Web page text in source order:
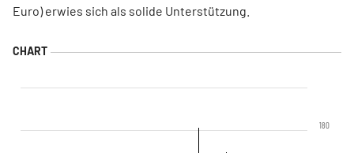
Euro) erwies sich als solide Unterstützung.
180